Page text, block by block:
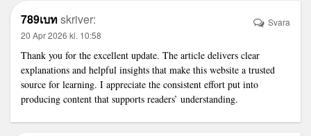
789เบทskriver:
20 Apr 2026 kl. 10:58
Thank you for the excellent update. The article delivers clear
explanations and helpful insights that make this website a trusted
source for learning. I appreciate the consistent effort put into
producing content that supports readers’ understanding.
Svara